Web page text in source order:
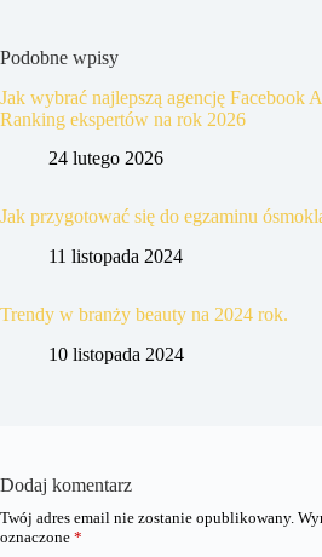
Podobne wpisy
Jak wybrać najlepszą agencję Facebook
Ranking ekspertów na rok 2026
24 lutego 2026
Jak przygotować się do egzaminu
11 listopada 2024
Trendy w branży beauty na 2024 rok.
10 listopada 2024
Dodaj komentarz
Twój adres email nie zostanie opublikowany.
oznaczone *